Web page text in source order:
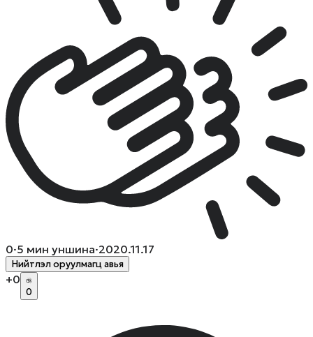
0·5 мин уншина·2020.11.17
Нийтлэл оруулмагц авья
+0
0